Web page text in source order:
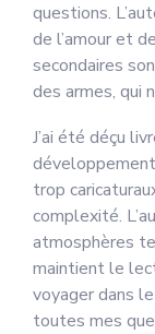
questions.
de l’amour et
secondaires
des armes, qui
J’ai été déçu
trop
complexité.
atmosphères
maintient le
voyager dans
toutes mes